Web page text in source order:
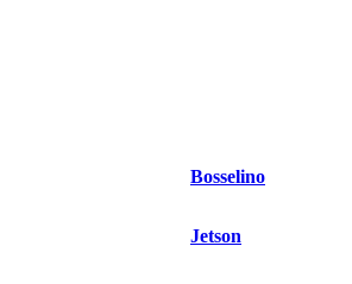
Bosselino
Jetson